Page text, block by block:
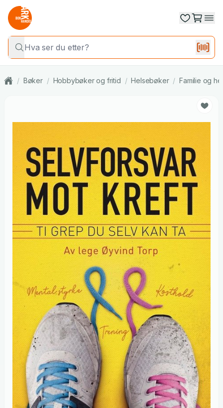
/ Bøker / Hobbybøker og fritid / Helsebøker / Familie og